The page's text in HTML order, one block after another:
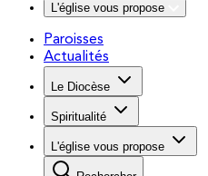
L'église vous propose
Paroisses
Actualités
Le Diocèse
Spiritualité
L'église vous propose